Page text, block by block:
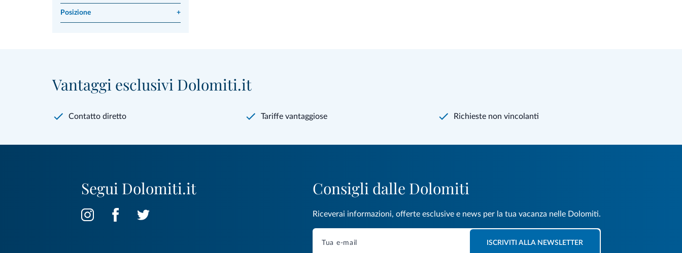
Posizione +
Vantaggi esclusivi Dolomiti.it
Contatto diretto Tariffe vantaggiose Richieste non vincolanti
Segui Dolomiti.it Consigli dalle Dolomiti
Riceverai informazioni, offerte esclusive e news per la tua vacanza nelle Dolomiti.
ISCRIVITI ALLA NEWSLETTER